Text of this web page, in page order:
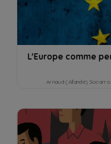
L'Europe comme
Arnaud (Allande)